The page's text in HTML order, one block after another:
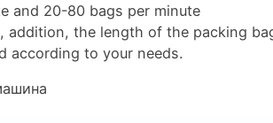
and 20-80 bags per minute
addition, the length of the packing
according to your needs.